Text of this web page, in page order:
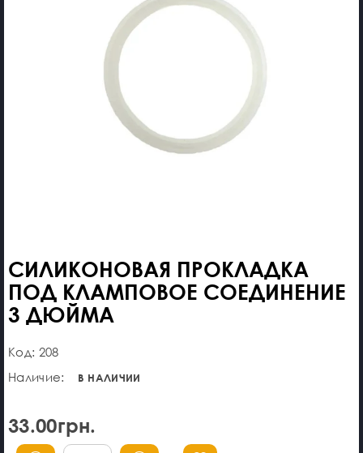
СИЛИКОНОВАЯ ПРОКЛАДКА
ПОД КЛАМПОВОЕ СОЕДИНЕНИЕ
3 ДЮЙМА
Код: 208
Наличие:
В НАЛИЧИИ
33.00грн.